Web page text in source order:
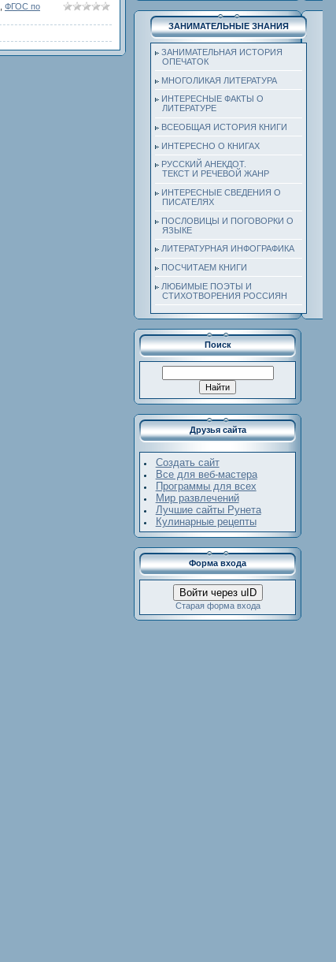
ФГОС по
ЗАНИМАТЕЛЬНЫЕ ЗНАНИЯ
ЗАНИМАТЕЛЬНАЯ ИСТОРИЯ
ОПЕЧАТОК
МНОГОЛИКАЯ ЛИТЕРАТУРА
ИНТЕРЕСНЫЕ ФАКТЫ О
ЛИТЕРАТУРЕ
ВСЕОБЩАЯ ИСТОРИЯ КНИГИ
ИНТЕРЕСНО О КНИГАХ
РУССКИЙ АНЕКДОТ.
ТЕКСТ И РЕЧЕВОЙ ЖАНР
ИНТЕРЕСНЫЕ СВЕДЕНИЯ О
ПИСАТЕЛЯХ
ПОСЛОВИЦЫ И ПОГОВОРКИ О
ЯЗЫКЕ
ЛИТЕРАТУРНАЯ ИНФОГРАФИКА
ПОСЧИТАЕМ КНИГИ
ЛЮБИМЫЕ ПОЭТЫ И
СТИХОТВОРЕНИЯ РОССИЯН
Поиск
Друзья сайта
Создать сайт
Все для веб-мастера
Программы для всех
Мир развлечений
Лучшие сайты Рунета
Кулинарные рецепты
Форма входа
Войти через uID
Старая форма входа